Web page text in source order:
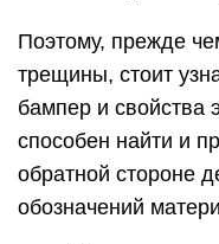
Поэтому, прежде
трещины, стоит
бампер и свойства
способен найти и
обратной стороне
обозначений